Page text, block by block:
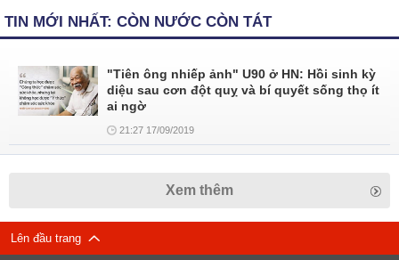
TIN MỚI NHẤT: CÒN NƯỚC CÒN TÁT
"Tiên ông nhiếp ảnh" U90 ở HN: Hồi sinh kỳ
diệu sau cơn đột quỵ và bí quyết sống thọ ít
ai ngờ
21:27 17/09/2019
Xem thêm
Lên đầu trang